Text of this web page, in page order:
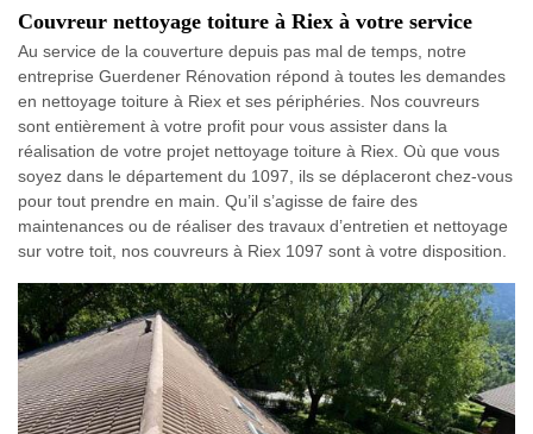
Couvreur nettoyage toiture à Riex à votre service
Au service de la couverture depuis pas mal de temps, notre
entreprise Guerdener Rénovation répond à toutes les demandes
en nettoyage toiture à Riex et ses périphéries. Nos couvreurs
sont entièrement à votre profit pour vous assister dans la
réalisation de votre projet nettoyage toiture à Riex. Où que vous
soyez dans le département du 1097, ils se déplaceront chez-vous
pour tout prendre en main. Qu’il s’agisse de faire des
maintenances ou de réaliser des travaux d’entretien et nettoyage
sur votre toit, nos couvreurs à Riex 1097 sont à votre disposition.